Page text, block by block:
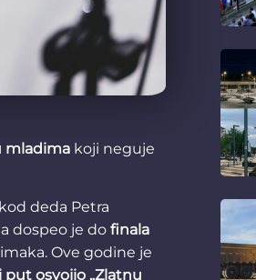
mladima koji neguje
kod deda Petra
dospeo je do finala
Ove godine je
put osvojio „Zlatnu